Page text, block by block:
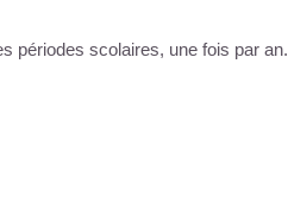
périodes scolaires, une fois par an.